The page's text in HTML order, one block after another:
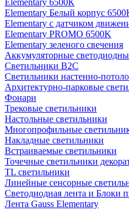
Elementary 6500К
Elementary Белый корпус
Elementary с датчиком
Elementary PROMO 6500K
Elementary зеленого свечения
Аккумуляторные
Светильники B2C
Светильники настенно-
Архитектурно-парковые
Фонари
Трековые светильники
Настольные светильники
Многопрофильные
Накладные светильники
Встраиваемые светильники
Точечные светильники
TL светильники
Линейные сенсорные
Светодиодная лента и Блоки
Лента Gauss Elementary